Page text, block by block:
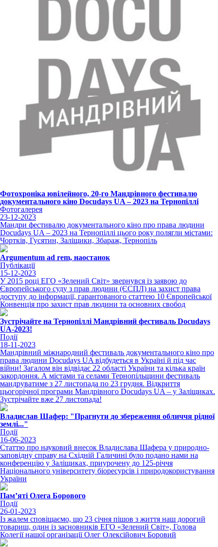
Фотохроніка ювілейного, 20-го Мандрівного фестивалю
документального кіно Docudays UA – 2023 на Тернопіллі
Фотогалерея
23-12-2023
Мандри фестивалю документального кіно про права людини
Docudays UA – 2023 на Тернопіллі цього року полягли містами:
Чортків, Гусятин, Заліщики, Збараж, Тернопіль
Argumentum ad rem, наостанок
Публікації
15-12-2023
У 2015 році ЕГО «Зелений Світ» звернувся із заявою до
Європейського суду з прав людини (ЄСПЛ) на захист права
доступу до інформації, гарантованого статтею 10 Європейської
Конвенція про захист прав людини та основних свобод
Зустрічайте на Тернопіллі Мандрівний фестиваль Docudays
UA-2023!
Події
18-11-2023
Мандрівний міжнародний фестиваль документального кіно про
права людини Docudays UA відбудеться в Україні й під час
війни! Загалом він відвідає 22 області України та кілька країн
закордоння. А містами та селами Тернопільщини фестиваль
мандруватиме з 27 листопада по 23 грудня. Відкриття
цьогорічної програми Мандрівного Docudays UA – у Заліщиках.
Зустрічайте вже 27 листопада!
Владислав Шафер: "Прагнути до збереження обличчя рідної
землі..."
Події
16-06-2023
Статтю про науковий внесок Владислава Шафера у природно-
заповідну справу на Східній Галичині було подано нами на
конференцію у Заліщиках, приурочену до 125-річчя
Національного університету біоресурсів і природокористування
України
Пам’яті Олега Борового
Події
26-01-2023
Із жалем сповіщаємо, що 23 січня пішов з життя наш дорогий
товариш, один із засновників ЕГО «Зелений Світ», Голова
Колегії нашої організації Олег Олексійович Боровий